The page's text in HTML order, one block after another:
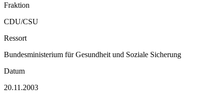
Fraktion
CDU/CSU
Ressort
Bundesministerium für Gesundheit und Soziale Sicherung
Datum
20.11.2003